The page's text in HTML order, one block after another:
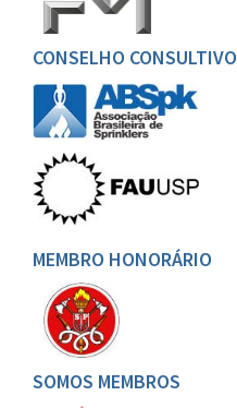
CONSELHO CONSULTIVO
MEMBRO HONORÁRIO
SOMOS MEMBROS